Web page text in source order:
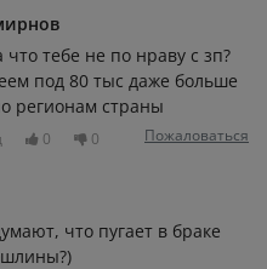
что тебе не по нраву с зп?
под 80 тыс даже больше
регионам страны
0 0 Пожаловаться
что пугает в браке